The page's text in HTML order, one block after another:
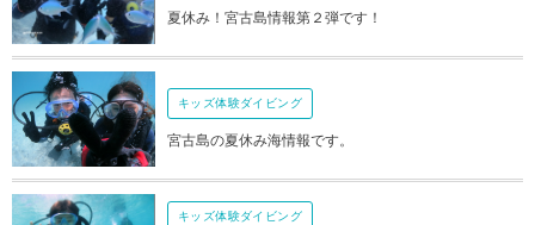
夏休み！宮古島情報第２弾です！
キッズ体験ダイビング
宮古島の夏休み海情報です。
キッズ体験ダイビング